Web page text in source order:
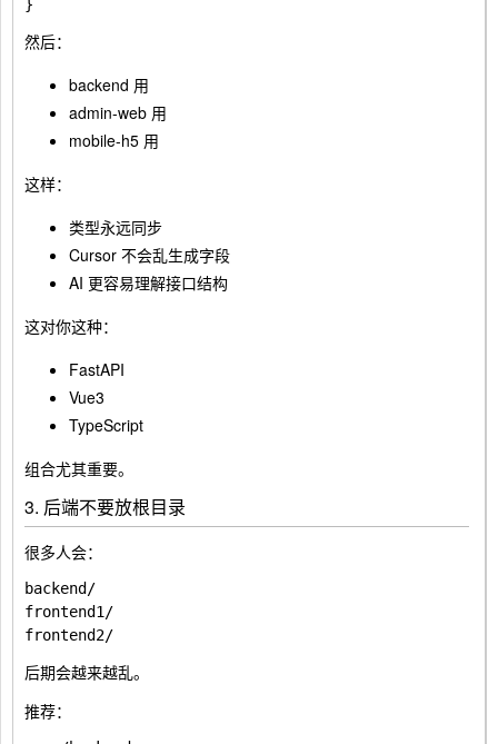
然后：
backend 用
admin-web 用
mobile-h5 用
这样：
类型永远同步
Cursor 不会乱生成字段
AI 更容易理解接口结构
这对你这种：
FastAPI
Vue3
TypeScript
组合尤其重要。
3. 后端不要放根目录
很多人会：
backend/
frontend1/
后期会越来越乱。
推荐：